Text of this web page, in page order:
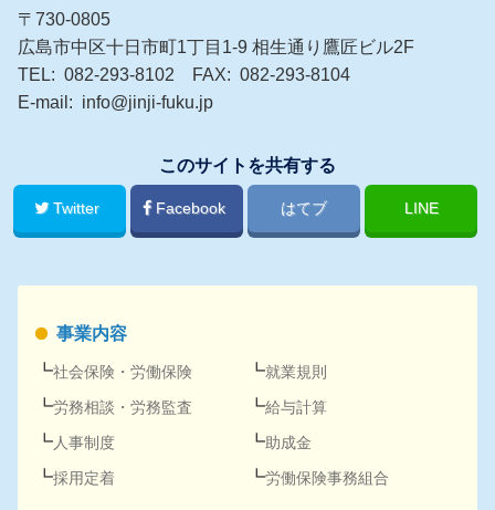
〒730-0805
広島市中区十日市町1丁目1-9 相生通り鷹匠ビル2F
TEL
082-293-8102 FAX
082-293-8104
E-mail
info@jinji-fuku.jp
このサイトを共有する
Twitter Facebook はてブ LINE
事業内容
社会保険 ・ 労働保険
労務相談・ 労務監査
人事制度
採用定着
就業規則
給与計算
助成金
労働保険事務組合